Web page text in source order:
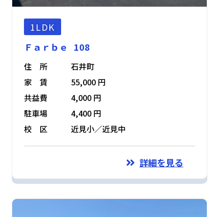
1LDK
Ｆａｒｂｅ 108
住 所
石井町
家 賃
55,000 円
共益費
4,000 円
駐車場
4,400 円
校 区
近見小／近見中
詳細を見る